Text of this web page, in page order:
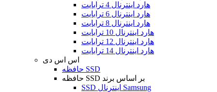
هارد اینترنال 4 ترابایت
هارد اینترنال 6 ترابایت
هارد اینترنال 8 ترابایت
هارد اینترنال 10 ترابایت
هارد اینترنال 12 ترابایت
هارد اینترنال 14 ترابایت
اس اس دی
حافظه SSD
حافظه SSD بر اساس برند
SSD اینترنال Samsung